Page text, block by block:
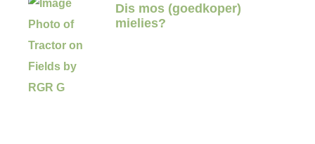
Dis mos (goedkoper)
mielies?